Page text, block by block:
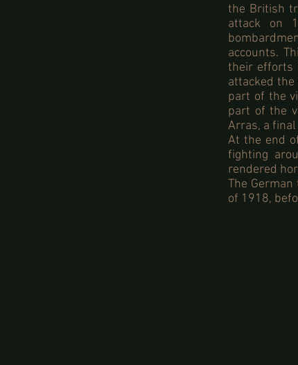
the British
attack on
accounts.
their efforts
attacked
part of the
part of the
Arras, a
At the end
fighting
rendered
The
of 1918,